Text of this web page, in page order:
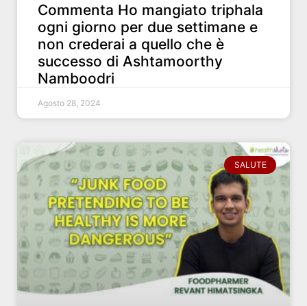
Commenta Ho mangiato triphala
ogni giorno per due settimane e
non crederai a quello che è
successo di Ashtamoorthy
Namboodri
Agosto 28, 2024
SALUTE